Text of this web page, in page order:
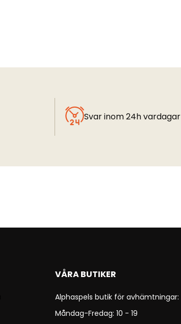
Svar inom 24h vardagar
VÅRA BUTIKER
Alphaspels butik för avhämtningar:
Måndag-Fredag: 10 - 19